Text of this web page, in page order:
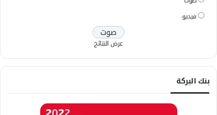
فيديو
عرض النتائج
بنك البركة